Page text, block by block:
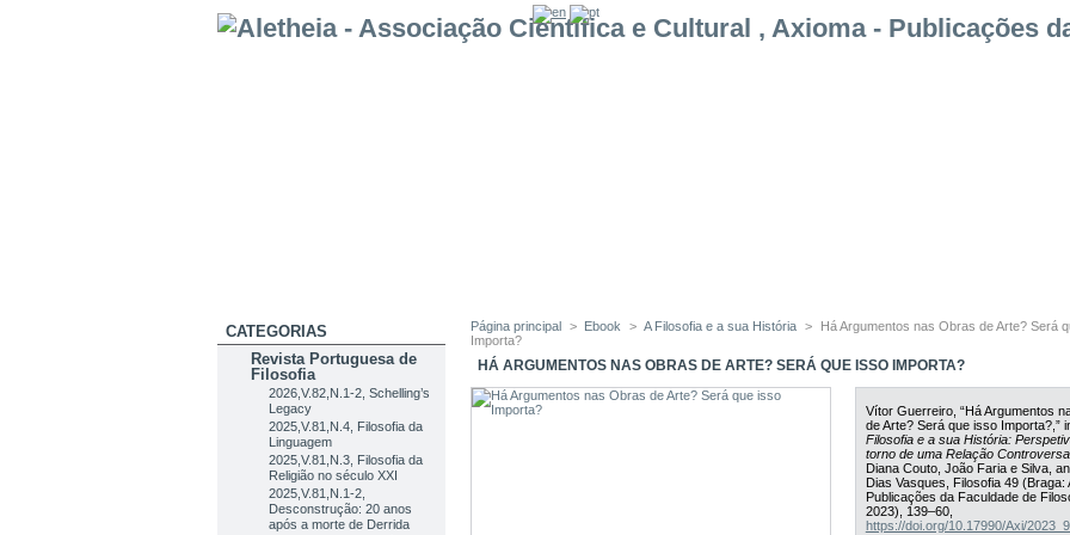
CATEGORIAS
Revista Portuguesa de
Filosofia
2026,V.82,N.1-2, Schelling’s
Legacy
2025,V.81,N.4, Filosofia da
Linguagem
2025,V.81,N.3, Filosofia da
Religião no século XXI
2025,V.81,N.1-2,
Desconstrução: 20 anos
após a morte de Derrida
Página principal > Ebook > A Filosofia e a sua História >
Há Argumentos nas Obras de Arte? Será
Importa?
HÁ ARGUMENTOS NAS OBRAS DE ARTE? SERÁ QUE ISSO IMPORTA?
Vítor Guerreiro, “Há Argumentos
de Arte? Será que isso Importa?,”
Filosofia e a sua História:
torno de uma Relação Controversa
Diana Couto, João Faria e Silva,
Dias Vasques, Filosofia 49 (Braga:
Publicações da Faculdade de
2023), 139–60,
https://doi.org/10.17990/Axi/